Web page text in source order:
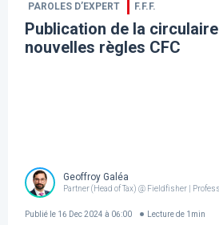
PAROLES D’EXPERT F.F.F.
Publication de la
nouvelles règles CFC
Geoffroy Galéa
Partner (Head of Tax) @ Fieldfisher |
Publié le 16 Dec 2024 à 06:00 Lecture de 1 min